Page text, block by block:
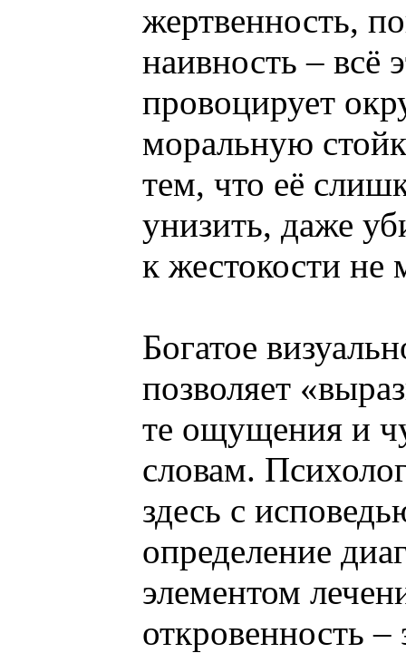
жертвенность,
наивность – всё
провоцирует
моральную
тем, что её
унизить, даже
к жестокости не
Богатое
позволяет
те ощущения и
словам.
здесь с
определение
элементом
откровенность